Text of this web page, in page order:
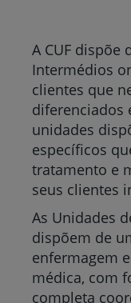
PT EN
A CUF dispõe
Intermédios
clientes que
diferenciados
unidades
específicos
tratamento e
seus clientes
As Unidades
dispõem de
enfermagem
médica, com
completa